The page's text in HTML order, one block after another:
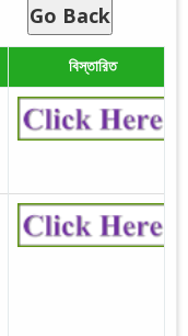
Go Back
বিস্তারিত